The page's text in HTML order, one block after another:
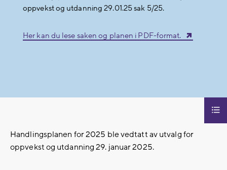
oppvekst og utdanning 29.01.25 sak 5/25.
Her kan du lese saken og planen i PDF-format.
Handlingsplanen for 2025 ble vedtatt av utvalg for
oppvekst og utdanning 29. januar 2025.